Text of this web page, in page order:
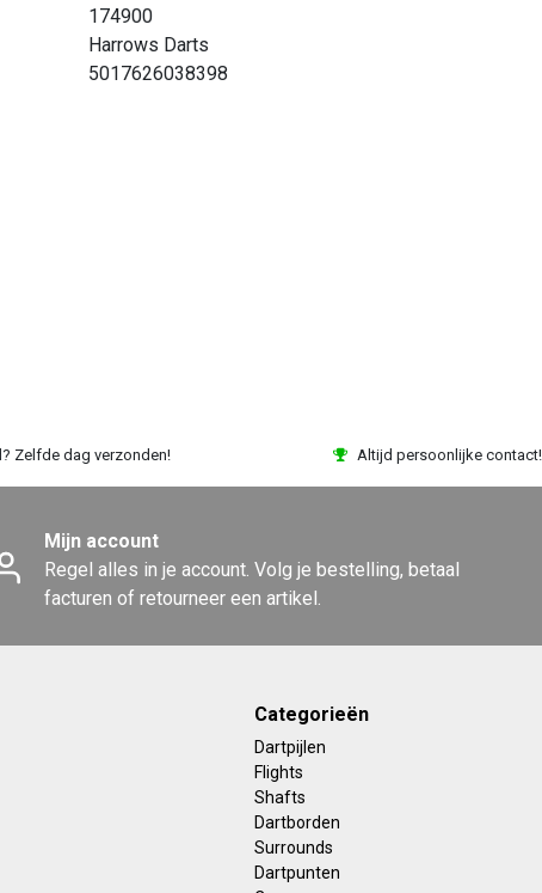
174900
Harrows Darts
5017626038398
Zelfde dag verzonden! Altijd persoonlijke contact!
Mijn account
Regel alles in je account. Volg je bestelling, betaal
facturen of retourneer een artikel.
Categorieën
Dartpijlen
Flights
Shafts
Dartborden
Surrounds
Dartpunten